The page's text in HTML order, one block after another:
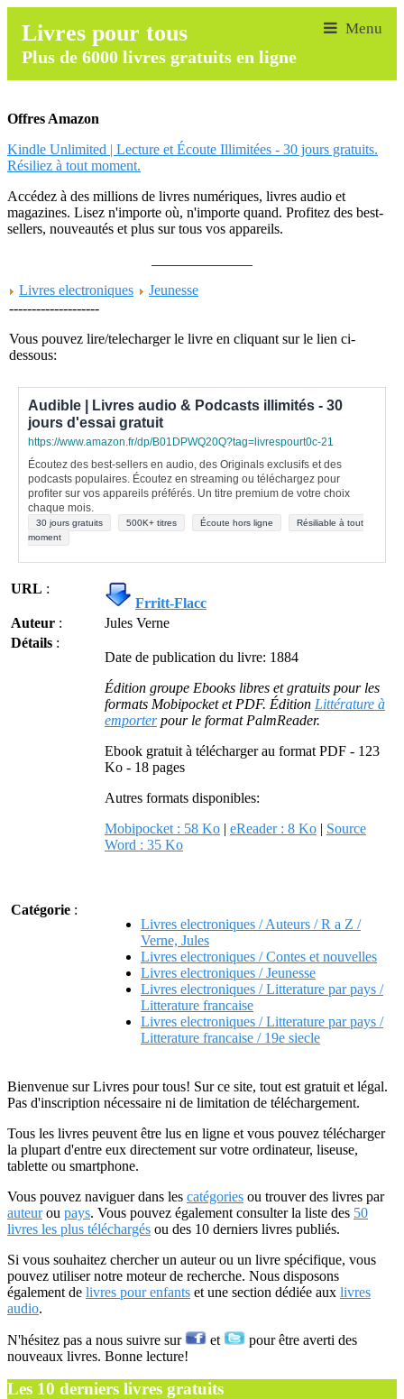
Livres pour tous
Plus de 6000 livres gratuits en ligne
Offres Amazon
Kindle Unlimited | Lecture et Écoute Illimitées - 30 jours gratuits.
Résiliez à tout moment.
Accédez à des millions de livres numériques, livres audio et
magazines. Lisez n'importe où, n'importe quand. Profitez des best-
sellers, nouveautés et plus sur tous vos appareils.
Livres electroniques
Jeunesse
--------------------
Vous pouvez lire/telecharger le livre en cliquant sur le lien ci-
dessous:
Audible | Livres audio & Podcasts illimités - 30
jours d'essai gratuit
https://www.amazon.fr/dp/B01DPWQ20Q?tag=livrespourt0c-21
Écoutez des best-sellers en audio, des Originals exclusifs et des
podcasts populaires. Écoutez en streaming ou téléchargez pour
profiter sur vos appareils préférés. Un titre premium de votre choix
chaque mois.
30 jours gratuits 500K+ titres Écoute hors ligne
Résiliable à tout
moment
URL :
Frritt-Flacc
Auteur :
Jules Verne
Détails :
Date de publication du livre: 1884
Édition groupe Ebooks libres et gratuits pour les
formats Mobipocket et PDF. Édition Littérature à
emporterpour le format PalmReader.
Ebook gratuit à télécharger au format PDF - 123
Ko - 18 pages
Autres formats disponibles:
Mobipocket : 58 Ko | eReader : 8 Ko | Source
Word : 35 Ko
Catégorie :
Livres electroniques / Auteurs / R a Z /
Verne, Jules
Livres electroniques / Contes et nouvelles
Livres electroniques / Jeunesse
Livres electroniques / Litterature par pays /
Litterature francaise
Livres electroniques / Litterature par pays /
Litterature francaise / 19e siecle
Bienvenue sur Livres pour tous! Sur ce site, tout est gratuit et légal.
Pas d'inscription nécessaire ni de limitation de téléchargement.
Tous les livres peuvent être lus en ligne et vous pouvez télécharger
la plupart d'entre eux directement sur votre ordinateur, liseuse,
tablette ou smartphone.
Vous pouvez naviguer dans les catégories ou trouver des livres par
auteurou pays. Vous pouvez également consulter la liste des 50
livres les plus téléchargés ou des 10 derniers livres publiés.
Si vous souhaitez chercher un auteur ou un livre spécifique, vous
pouvez utiliser notre moteur de recherche. Nous disposons
également de livres pour enfants et une section dédiée aux livres
audio.
N'hésitez pas a nous suivre sur et
pour être averti des
nouveaux livres. Bonne lecture!
Les 10 derniers livres gratuits